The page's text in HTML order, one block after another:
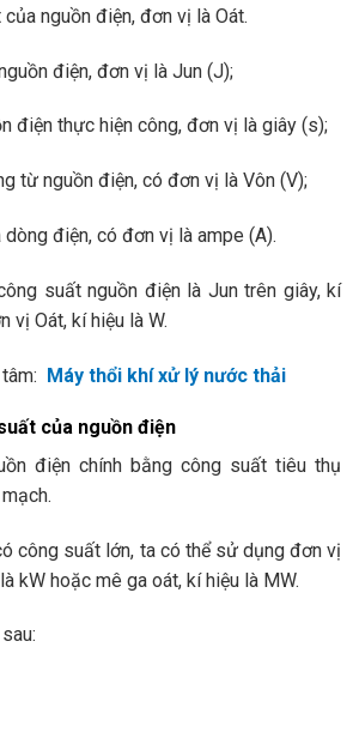
nguồn điện, đơn vị là Oát.
điện, đơn vị là Jun (J);
điện thực hiện công, đơn vị là giây (s);
từ nguồn điện, có đơn vị là Vôn (V);
điện, có đơn vị là ampe (A).
suất nguồn điện là Jun trên giây, kí
vị Oát, kí hiệu là W.
Máy thổi khí xử lý nước thải
của nguồn điện
điện chính bằng công suất tiêu thụ
công suất lớn, ta có thể sử dụng đơn vị
kW hoặc mê ga oát, kí hiệu là MW.